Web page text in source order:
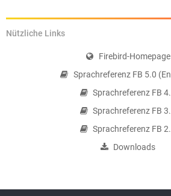
Nützliche Links
Firebird-Homepage
Sprachreferenz FB 5.0
Sprachreferenz FB
Sprachreferenz FB
Sprachreferenz FB
Downloads